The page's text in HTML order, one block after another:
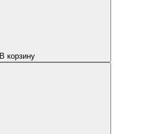
В корзину